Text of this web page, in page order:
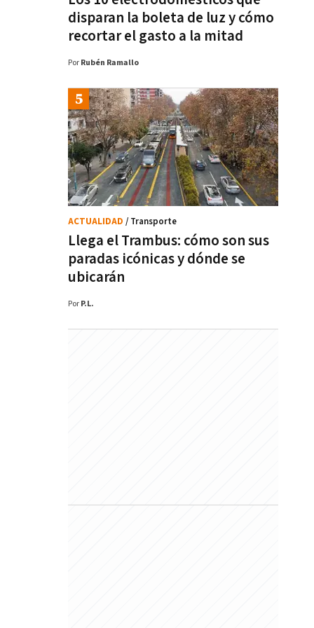
disparan la boleta de luz y cómo
recortar el gasto a la mitad
Por Rubén Ramallo
Llega el Trambus: cómo son sus
paradas icónicas y dónde se
ubicarán
ACTUALIDAD / Transporte
Por P.L.